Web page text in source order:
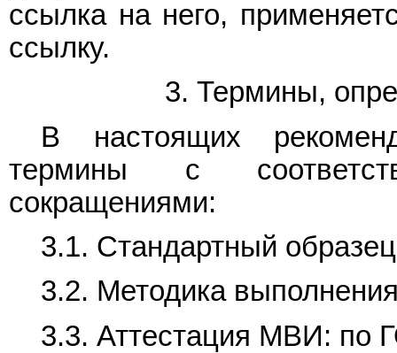
ссылка на него,
ссылку.
3. Термины,
В настоящих
термины с
сокращениями:
3.1. Стандартный
3.2. Методика
3.3. Аттестация МВИ: по